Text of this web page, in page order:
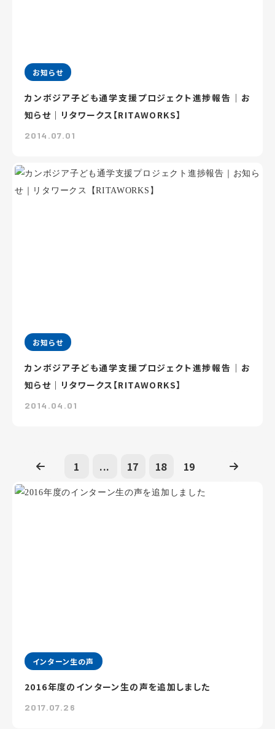
お知らせ
カンボジア子ども通学支援プロジェクト進捗報告｜お
知らせ｜リタワークス【RITAWORKS】
2014.07.01
お知らせ
カンボジア子ども通学支援プロジェクト進捗報告｜お
知らせ｜リタワークス【RITAWORKS】
2014.04.01
1 ... 17 18 19
インターン生の声
2016年度のインターン生の声を追加しました
2017.07.26